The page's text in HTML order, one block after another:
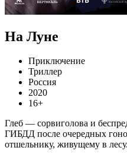
На Луне
Приключение
Триллер
Россия
2020
16+
Глеб — сорвиголова и
ГИБДД после очередных
отшельнику, живущему в